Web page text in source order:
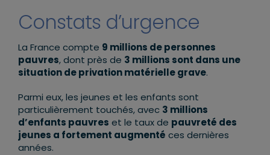
Constats d’urgence
La France compte 9 millions de personnes
pauvres, dont près de 3 millions sont dans une
situation de privation matérielle grave.
Parmi eux, les jeunes et les enfants sont
particulièrement touchés, avec 3 millions
d’enfants pauvres et le taux de pauvreté des
jeunes a fortement augmenté ces dernières
années.